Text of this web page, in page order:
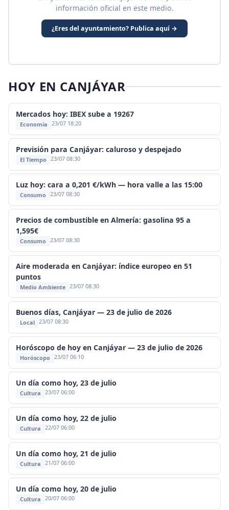
información oficial en este medio.
¿Eres del ayuntamiento? Publica aquí →
HOY EN CANJÁYAR
Mercados hoy: IBEX sube a 19267
Economía 23/07 18:20
Previsión para Canjáyar: caluroso y despejado
El Tiempo 23/07 08:30
Luz hoy: cara a 0,201 €/kWh — hora valle a las 15:00
Consumo 23/07 08:30
Precios de combustible en Almería: gasolina 95 a
1,595€
Consumo 23/07 08:30
Aire moderada en Canjáyar: índice europeo en 51
puntos
Medio Ambiente 23/07 08:30
Buenos días, Canjáyar — 23 de julio de 2026
Local 23/07 08:30
Horóscopo de hoy en Canjáyar — 23 de julio de 2026
Horóscopo 23/07 06:10
Un día como hoy, 23 de julio
Cultura 23/07 06:00
Un día como hoy, 22 de julio
Cultura 22/07 06:00
Un día como hoy, 21 de julio
Cultura 21/07 06:00
Un día como hoy, 20 de julio
Cultura 20/07 06:00